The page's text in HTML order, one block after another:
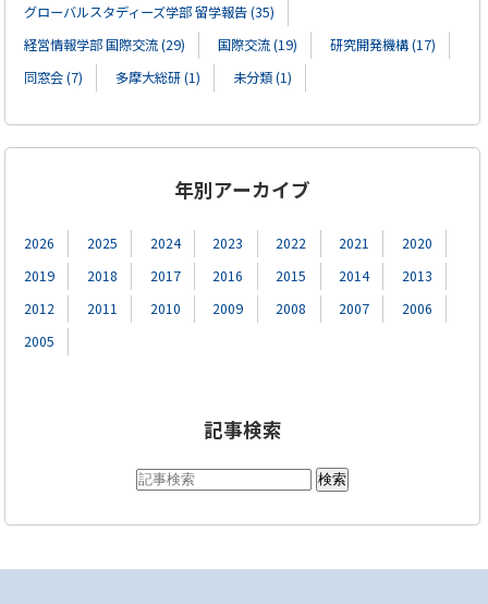
グローバルスタディーズ学部 留学報告 (35)
経営情報学部 国際交流 (29)
国際交流 (19)
研究開発機構 (17)
同窓会 (7)
多摩大総研 (1) 未分類 (1)
年別アーカイブ
2026 2025 2024 2023 2022 2021
2020
2019
2018 2017 2016 2015 2014
2013
2012
2011 2010 2009 2008 2007
2006
2005
記事検索